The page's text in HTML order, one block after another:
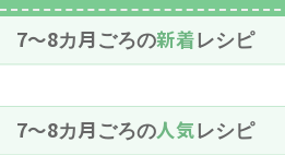
7〜8カ月ごろの新着レシピ
7〜8カ月ごろの人気レシピ